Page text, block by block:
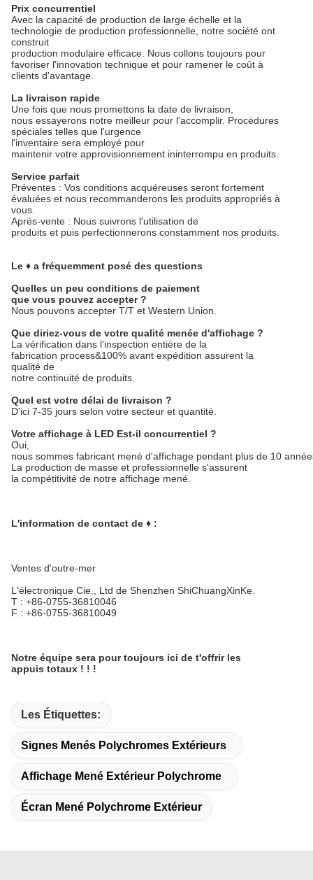
Prix concurrentiel
Avec la capacité de production de large échelle et la
technologie de production professionnelle, notre société ont
construit
production modulaire efficace. Nous collons toujours pour
favoriser l'innovation technique et pour ramener le coût à
clients d'avantage.
La livraison rapide
Une fois que nous promettons la date de livraison,
nous essayerons notre meilleur pour l'accomplir. Procédures
spéciales telles que l'urgence
l'inventaire sera employé pour
maintenir votre approvisionnement ininterrompu en produits.
Service parfait
Préventes : Vos conditions acquéreuses seront fortement
évaluées et nous recommanderons les produits appropriés à
vous.
Après-vente : Nous suivrons l'utilisation de
produits et puis perfectionnerons constamment nos produits.
Le ♦ a fréquemment posé des questions
Quelles un peu conditions de paiement
que vous pouvez accepter ?
Nous pouvons accepter T/T et Western Union.
Que diriez-vous de votre qualité menée d'affichage ?
La vérification dans l'inspection entière de la
fabrication process&100% avant expédition assurent la
qualité de
notre continuité de produits.
Quel est votre délai de livraison ?
D'ici 7-35 jours selon votre secteur et quantité.
Votre affichage à LED Est-il concurrentiel ?
Oui,
nous sommes fabricant mené d'affichage pendant plus de 10
La production de masse et professionnelle s'assurent
la compétitivité de notre affichage mené.
L'information de contact de ♦ :
Ventes d'outre-mer
L'électronique Cie., Ltd de Shenzhen ShiChuangXinKe.
T : +86-0755-36810046
F : +86-0755-36810049
Notre équipe sera pour toujours ici de t'offrir les
appuis totaux ! ! !
Les Étiquettes:
Signes Menés Polychromes Extérieurs
Affichage Mené Extérieur Polychrome
Écran Mené Polychrome Extérieur